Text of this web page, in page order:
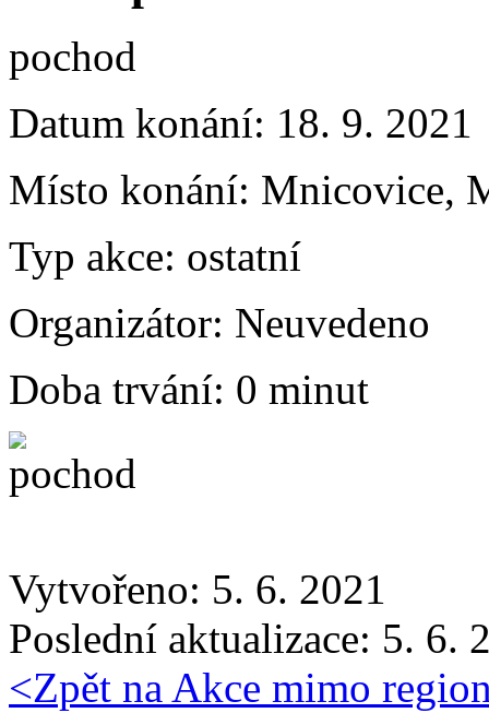
pochod
Datum konání: 18. 9. 2021
Místo konání: Mnicovice,
Typ akce: ostatní
Organizátor: Neuvedeno
Doba trvání: 0 minut
Vytvořeno: 5. 6. 2021
Poslední aktualizace: 5. 6.
<Zpět na Akce mimo